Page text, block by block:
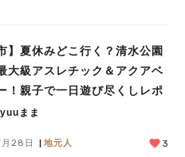
】夏休みどこ行く？清水公園
大級アスレチック＆アクアベ
！親子で一日遊び尽くしレポ
まま
28日 地元人 3